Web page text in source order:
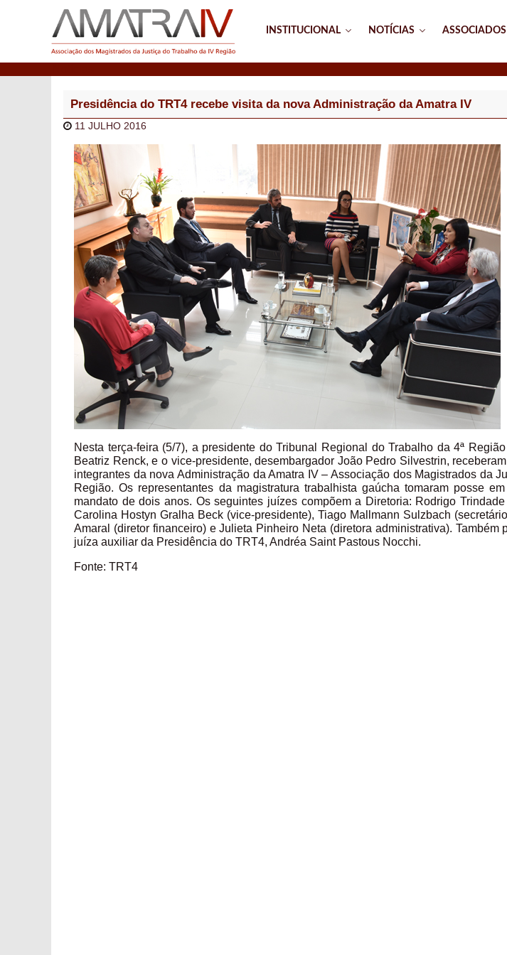
INSTITUCIONAL NOTÍCIAS ASSOCIADOS
Presidência do TRT4 recebe visita da nova Administração da Amatra IV
11 JULHO 2016
Nesta terça-feira (5/7), a presidente do Tribunal Regional do Trabalho da 4ª
Beatriz Renck, e o vice-presidente, desembargador João Pedro Silvestrin,
integrantes da nova Administração da Amatra IV – Associação dos Magistrados da
Região. Os representantes da magistratura trabalhista gaúcha tomaram posse
mandato de dois anos. Os seguintes juízes compõem a Diretoria: Rodrigo
Carolina Hostyn Gralha Beck (vice-presidente), Tiago Mallmann Sulzbach
Amaral (diretor financeiro) e Julieta Pinheiro Neta (diretora administrativa). Também
juíza auxiliar da Presidência do TRT4, Andréa Saint Pastous Nocchi.
Fonte: TRT4